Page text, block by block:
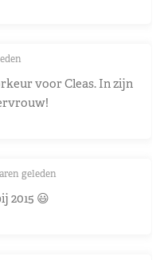
voor Cleas. In zijn
geleden
2015 😃